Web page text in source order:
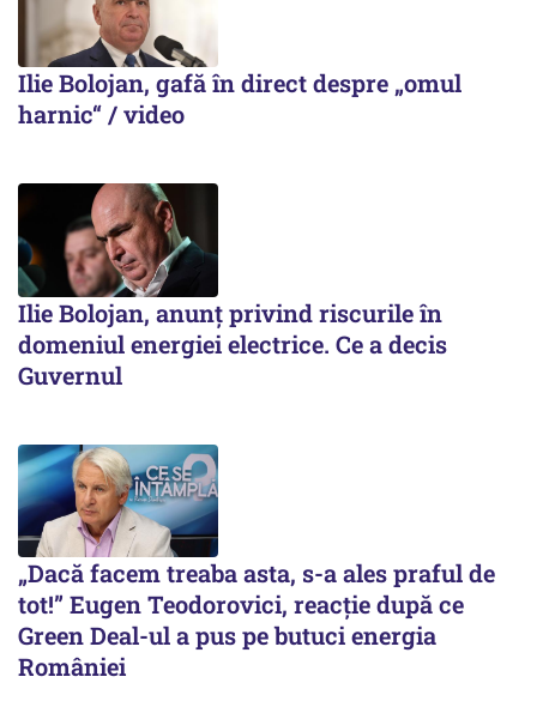
Ilie Bolojan, gafă în direct despre „omul
harnic“ / video
Ilie Bolojan, anunț privind riscurile în
domeniul energiei electrice. Ce a decis
Guvernul
„Dacă facem treaba asta, s-a ales praful de
tot!” Eugen Teodorovici, reacție după ce
Green Deal-ul a pus pe butuci energia
României